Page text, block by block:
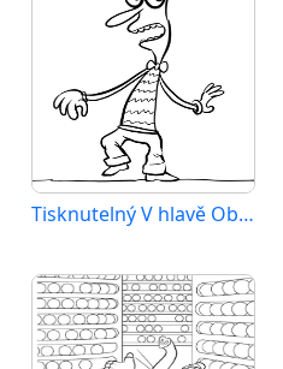
Tisknutelný V hlavě Obrázek